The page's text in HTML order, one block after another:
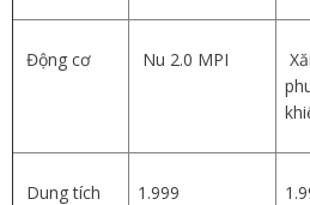
Động cơ Nu 2.0 MPI
Dung tích
1.999